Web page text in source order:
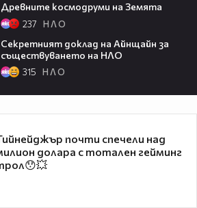
Древните космодруми на Земята
237 Н Л О
Секретният доклад на Айнщайн за
съществуването на НЛО
315 Н Л О
почти спечели над
долара с тотален гейминг